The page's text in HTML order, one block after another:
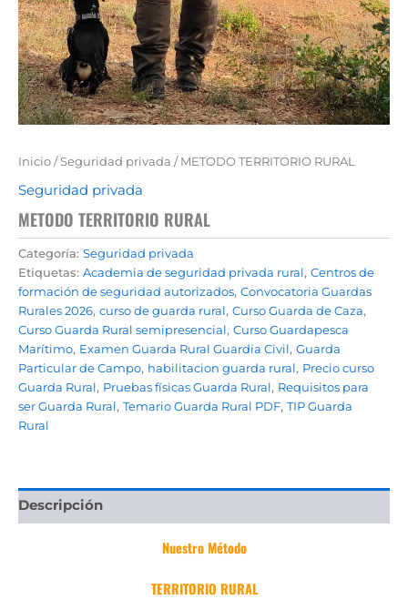
Inicio/Seguridad privada / METODO TERRITORIO RURAL
Seguridad privada
METODO TERRITORIO RURAL
Categoría: Seguridad privada
Etiquetas: Academia de seguridad privada rural, Centros de
formación de seguridad autorizados, Convocatoria Guardas
Rurales 2026, curso de guarda rural, Curso Guarda de Caza,
Curso Guarda Rural semipresencial, Curso Guardapesca
Marítimo, Examen Guarda Rural Guardia Civil, Guarda
Particular de Campo, habilitacion guarda rural, Precio curso
Guarda Rural, Pruebas físicas Guarda Rural, Requisitos para
ser Guarda Rural, Temario Guarda Rural PDF, TIP Guarda
Rural
Descripción
NuestroMétodo
TERRITORIO RURAL